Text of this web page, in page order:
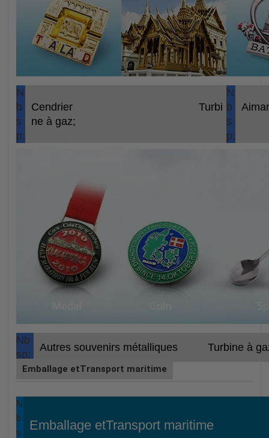
N
b
s
p;
Cendrier
Turbi
ne à gaz;
N
b
s
p;
Nb
sp;
Autres souvenirs métalliques Turbine à
Emballage etTransport maritime
N
b
s
Emballage etTransport maritime